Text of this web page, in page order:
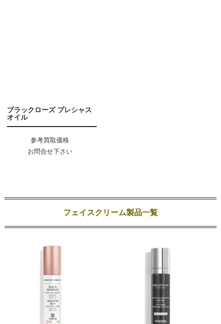
ブラックローズ プレシャス
オイル
参考買取価格
お問合せ下さい
フェイスクリーム製品一覧